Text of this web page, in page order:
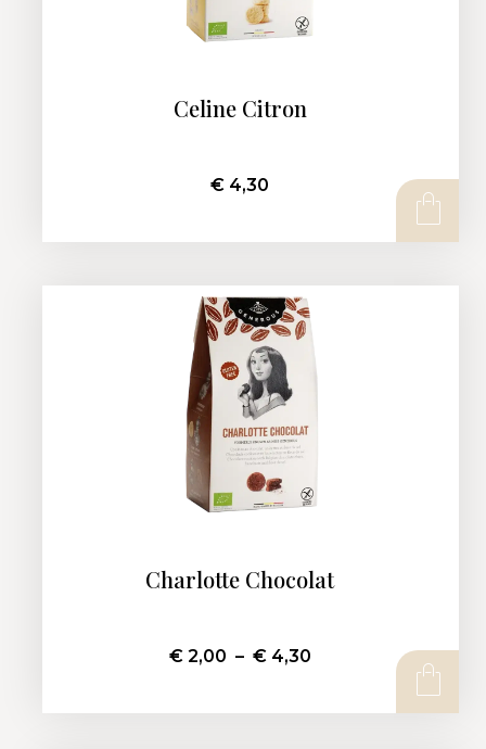
Celine Citron
€ 4,30
Charlotte Chocolat
€2,00 – €4,30